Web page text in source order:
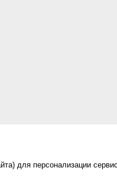
для персонализации